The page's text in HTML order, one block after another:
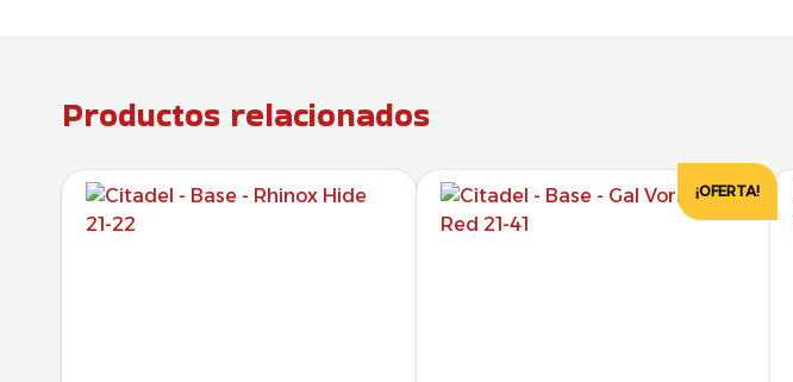
Productos relacionados
¡OFERTA!